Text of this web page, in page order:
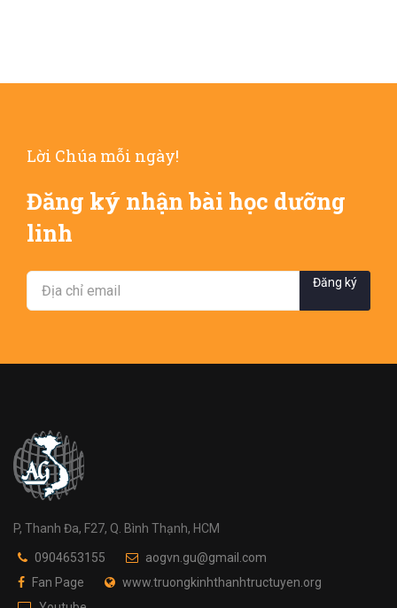
Lời Chúa mỗi ngày!
Đăng ký nhận bài học dưỡng
linh
Đăng ký
P, Thanh Đa, F27, Q. Bình Thạnh, HCM
0904653155
aogvn.gu@gmail.com
Fan Page
www.truongkinhthanhtructuyen.org